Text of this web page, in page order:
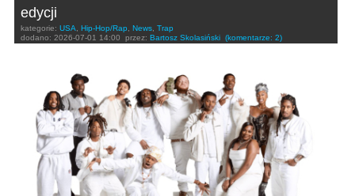
edycji
kategorie: USA, Hip-Hop/Rap, News, Trap
dodano: 2026-07-01 14:00 przez: Bartosz Skolasiński (komentarze: 2)